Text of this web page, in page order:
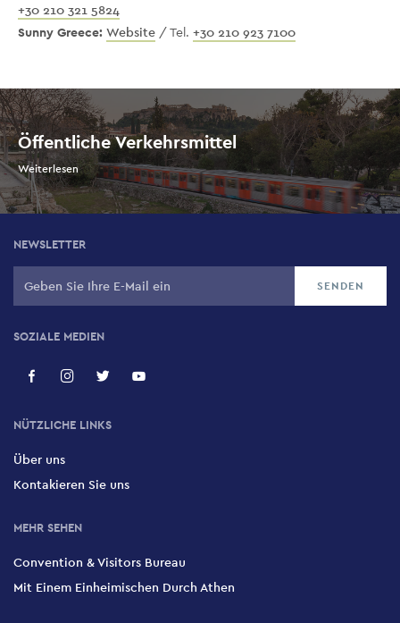
+30 210 321 5824
Sunny Greece: Website / Tel. +30 210 923 7100
Öffentliche Verkehrsmittel
Weiterlesen
NEWSLETTER
SOZIALE MEDIEN
NÜTZLICHE LINKS
Über uns
Kontakieren Sie uns
MEHR SEHEN
Convention & Visitors Bureau
Mit Einem Einheimischen Durch Athen